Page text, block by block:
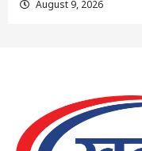
August 9, 2026